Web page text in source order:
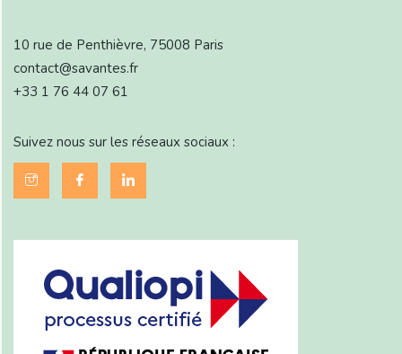
10 rue de Penthièvre, 75008 Paris
contact@savantes.fr
+33 1 76 44 07 61
Suivez nous sur les réseaux sociaux :